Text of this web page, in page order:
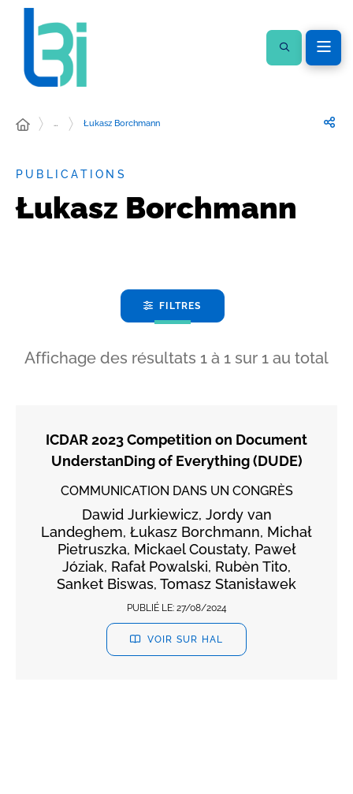
… Łukasz Borchmann
PUBLICATIONS
Łukasz Borchmann
FILTRES
Affichage des résultats 1 à 1 sur 1 au total
ICDAR 2023 Competition on Document
UnderstanDing of Everything (DUDE)
COMMUNICATION DANS UN CONGRÈS
Dawid Jurkiewicz, Jordy van
Landeghem, Łukasz Borchmann, Michał
Pietruszka, Mickael Coustaty, Paweł
Józiak, Rafał Powalski, Rubèn Tito,
Sanket Biswas, Tomasz Stanisławek
PUBLIÉ LE: 27/08/2024
VOIR SUR HAL